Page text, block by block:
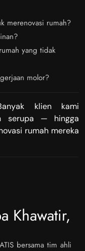
merenovasi rumah?
yang tidak
molor?
klien kami
serupa — hingga
rumah mereka
Khawatir,
bersama tim ahli